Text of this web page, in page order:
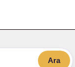
Ara